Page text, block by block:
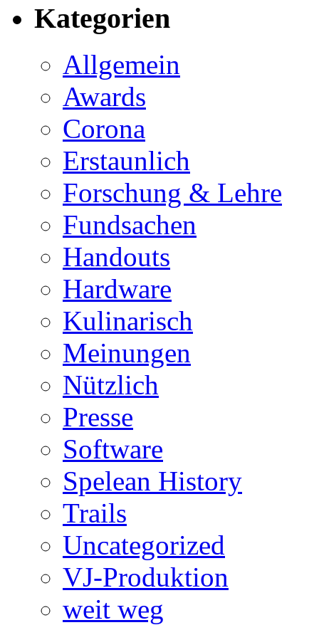
Kategorien
Allgemein
Awards
Corona
Erstaunlich
Forschung & Lehre
Fundsachen
Handouts
Hardware
Kulinarisch
Meinungen
Nützlich
Presse
Software
Spelean History
Trails
Uncategorized
VJ-Produktion
weit weg